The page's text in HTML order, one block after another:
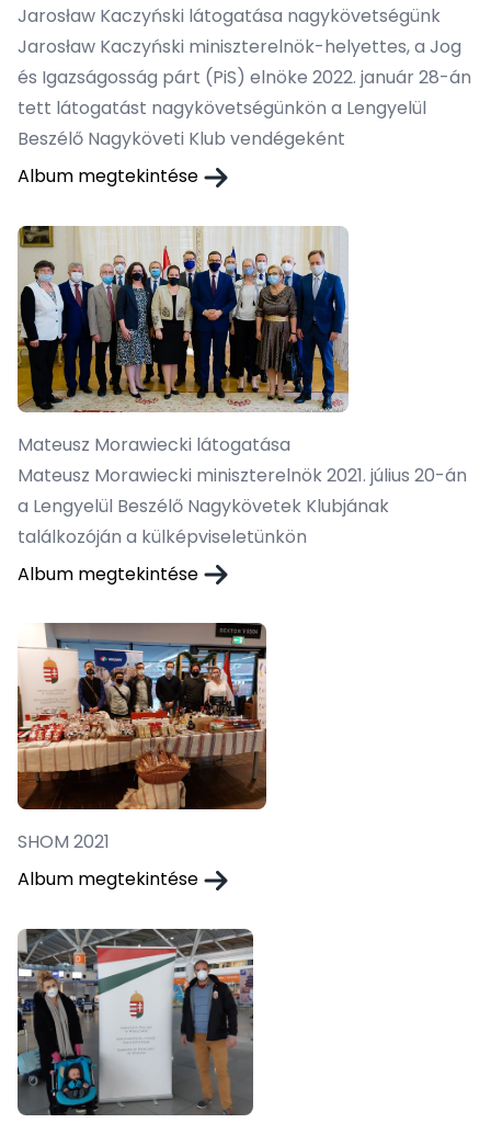
Jarosław Kaczyński látogatása nagykövetségünk
Jarosław Kaczyński miniszterelnök-helyettes, a Jog
és Igazságosság párt (PiS) elnöke 2022. január 28-án
tett látogatást nagykövetségünkön a Lengyelül
Beszélő Nagyköveti Klub vendégeként
Album megtekintése
Mateusz Morawiecki látogatása
Mateusz Morawiecki miniszterelnök 2021. július 20-án
a Lengyelül Beszélő Nagykövetek Klubjának
találkozóján a külképviseletünkön
Album megtekintése
SHOM 2021
Album megtekintése